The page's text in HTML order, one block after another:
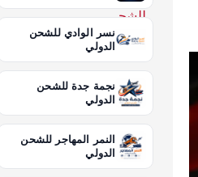
نسر الوادي للشحن
الدولي
نجمة جدة للشحن
الدولي
النمر المهاجر للشحن
الدولي